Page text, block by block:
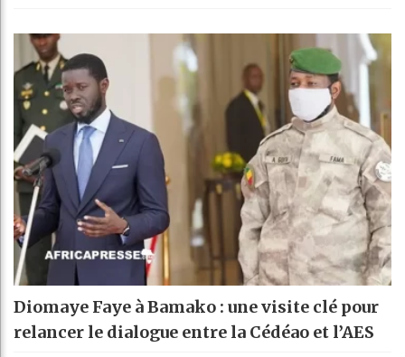
Diomaye Faye à Bamako : une visite clé pour
relancer le dialogue entre la Cédéao et l’AES